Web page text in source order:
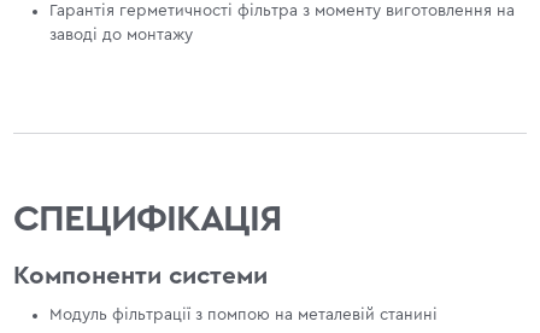
Гарантія герметичності фільтра з моменту виготовлення на
заводі до монтажу
СПЕЦИФІКАЦІЯ
Компоненти системи
Модуль фільтрації з помпою на металевій станині